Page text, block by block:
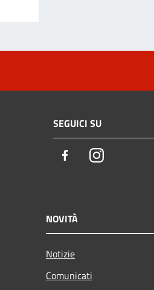
SEGUICI SU
FacebookInstagram
NOVITÀ
Notizie
Comunicati